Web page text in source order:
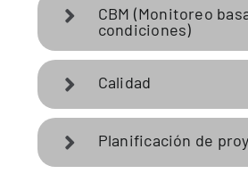
CBM (Monitoreo
condiciones)
Calidad
Planificación de